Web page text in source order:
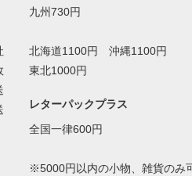
九州730円
北海道1100円 沖縄1100円
東北1000円
レターパックプラス
全国一律600円
※5000円以内の小物、雑貨のみ